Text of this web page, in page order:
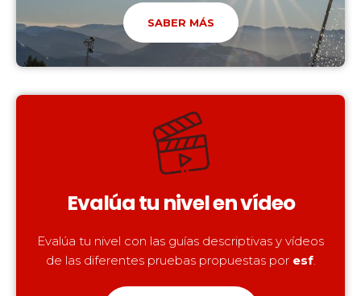
SABER MÁS
Evalúa tu nivel en vídeo
Evalúa tu nivel con las guías descriptivas y vídeos
de las diferentes pruebas propuestas por esf.